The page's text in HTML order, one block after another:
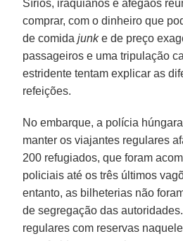
Sírios, iraquianos e afegãos
comprar, com o dinheiro que
de comidajunke de preço
passageiros e uma tripulação
estridente tentam explicar as
refeições.
No embarque, a polícia
manter os viajantes regulares
200 refugiados, que foram
policiais até os três últimos
entanto, as bilheterias não
de segregação das
regulares com reservas